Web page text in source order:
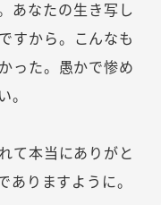
あなたの生き写し
すから。こんなも
った。愚かで惨め
。
て本当にありがと
ありますように。